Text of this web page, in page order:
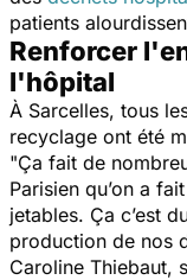
patients
Renforcer
l'hôpital
À Sarcelles, tous
recyclage ont été
"Ça fait de
Parisien qu’on a
jetables. Ça c’est
production de nos
Caroline Thiebaut,